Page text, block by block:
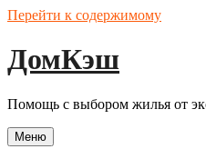
Перейти к содержимому
ДомКэш
Помощь с выбором жилья от
Меню